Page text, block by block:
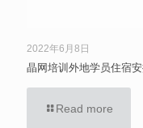
2022年6月8日
晶网培训外地学员住宿
Read more